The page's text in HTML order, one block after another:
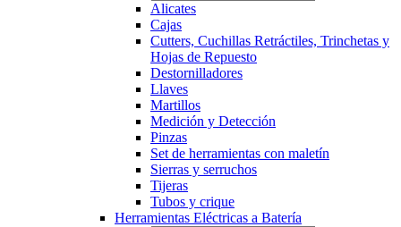
Alicates
Cajas
Cutters, Cuchillas Retráctiles, Trinchetas y
Hojas de Repuesto
Destornilladores
Llaves
Martillos
Medición y Detección
Pinzas
Set de herramientas con maletín
Sierras y serruchos
Tijeras
Tubos y crique
Herramientas Eléctricas a Batería